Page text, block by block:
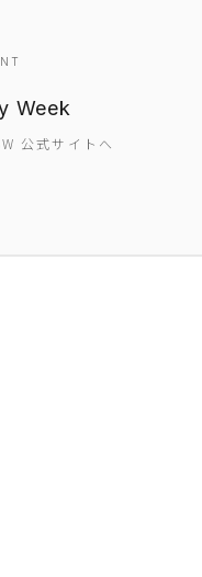
Week
公式サイトへ